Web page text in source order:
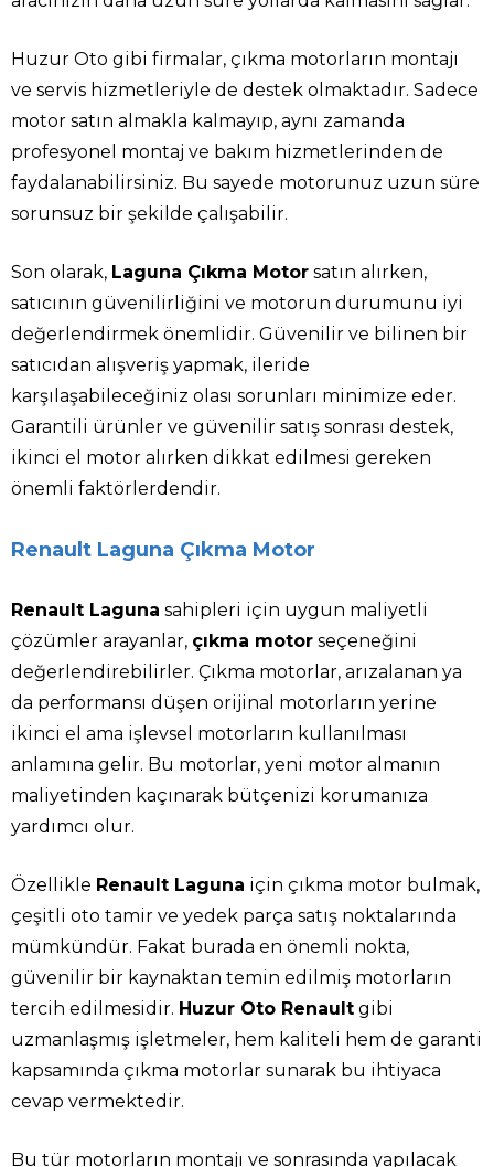
Huzur Oto gibi firmalar, çıkma motorların montajı
ve servis hizmetleriyle de destek olmaktadır. Sadece
motor satın almakla kalmayıp, aynı zamanda
profesyonel montaj ve bakım hizmetlerinden de
faydalanabilirsiniz. Bu sayede motorunuz uzun süre
sorunsuz bir şekilde çalışabilir.
Son olarak, Laguna Çıkma Motor satın alırken,
satıcının güvenilirliğini ve motorun durumunu iyi
değerlendirmek önemlidir. Güvenilir ve bilinen bir
satıcıdan alışveriş yapmak, ileride
karşılaşabileceğiniz olası sorunları minimize eder.
Garantili ürünler ve güvenilir satış sonrası destek,
ikinci el motor alırken dikkat edilmesi gereken
önemli faktörlerdendir.
Renault Laguna Çıkma Motor
Renault Laguna sahipleri için uygun maliyetli
çözümler arayanlar, çıkma motor seçeneğini
değerlendirebilirler. Çıkma motorlar, arızalanan ya
da performansı düşen orijinal motorların yerine
ikinci el ama işlevsel motorların kullanılması
anlamına gelir. Bu motorlar, yeni motor almanın
maliyetinden kaçınarak bütçenizi korumanıza
yardımcı olur.
Özellikle Renault Laguna için çıkma motor bulmak,
çeşitli oto tamir ve yedek parça satış noktalarında
mümkündür. Fakat burada en önemli nokta,
güvenilir bir kaynaktan temin edilmiş motorların
tercih edilmesidir. Huzur Oto Renault gibi
uzmanlaşmış işletmeler, hem kaliteli hem de garanti
kapsamında çıkma motorlar sunarak bu ihtiyaca
cevap vermektedir.
Bu tür motorların montajı ve sonrasında yapılacak